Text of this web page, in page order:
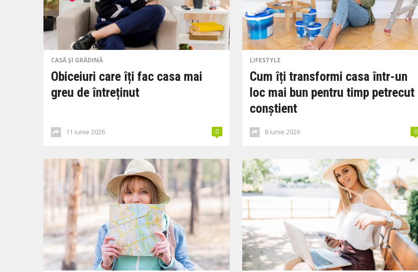
CASĂ ȘI GRĂDINĂ
Obiceiuri care îți fac casa mai
greu de întreținut
11 iunie 2026 0
LIFESTYLE
Cum îți transformi casa într-un
loc mai bun pentru timp petrecut
conștient
8 iunie 2026 0